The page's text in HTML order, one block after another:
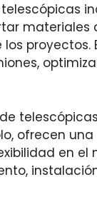
materiales
ofrecen
en